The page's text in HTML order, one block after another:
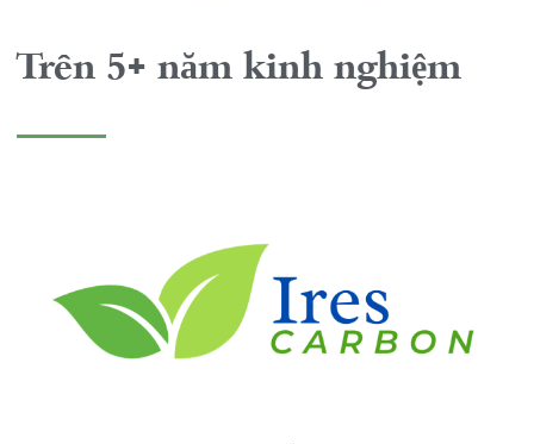
Trên 5+ năm kinh nghiệm